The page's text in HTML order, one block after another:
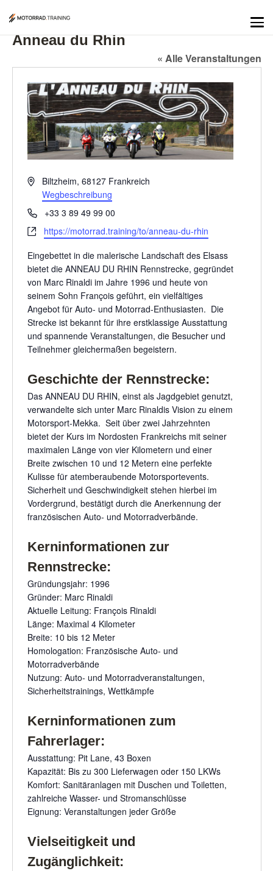
Anneau du Rhin
« Alle Veranstaltungen
AdresseBiltzheim, 68127 Frankreich
Wegbeschreibung
Telefon+33 3 89 49 99 00
Webseitehttps://motorrad.training/to/anneau-du-rhin
Eingebettet in die malerische Landschaft des Elsass
bietet die ANNEAU DU RHIN Rennstrecke, gegründet
von Marc Rinaldi im Jahre 1996 und heute von
seinem Sohn François geführt, ein vielfältiges
Angebot für Auto- und Motorrad-Enthusiasten. Die
Strecke ist bekannt für ihre erstklassige Ausstattung
und spannende Veranstaltungen, die Besucher und
Teilnehmer gleichermaßen begeistern.
Geschichte der Rennstrecke:
Das ANNEAU DU RHIN, einst als Jagdgebiet genutzt,
verwandelte sich unter Marc Rinaldis Vision zu einem
Motorsport-Mekka. Seit über zwei Jahrzehnten
bietet der Kurs im Nordosten Frankreichs mit seiner
maximalen Länge von vier Kilometern und einer
Breite zwischen 10 und 12 Metern eine perfekte
Kulisse für atemberaubende Motorsportevents.
Sicherheit und Geschwindigkeit stehen hierbei im
Vordergrund, bestätigt durch die Anerkennung der
französischen Auto- und Motorradverbände.
Kerninformationen zur
Rennstrecke:
Gründungsjahr: 1996
Gründer: Marc Rinaldi
Aktuelle Leitung: François Rinaldi
Länge: Maximal 4 Kilometer
Breite: 10 bis 12 Meter
Homologation: Französische Auto- und
Motorradverbände
Nutzung: Auto- und Motorradveranstaltungen,
Sicherheitstrainings, Wettkämpfe
Kerninformationen zum
Fahrerlager:
Ausstattung: Pit Lane, 43 Boxen
Kapazität: Bis zu 300 Lieferwagen oder 150 LKWs
Komfort: Sanitäranlagen mit Duschen und Toiletten,
zahlreiche Wasser- und Stromanschlüsse
Eignung: Veranstaltungen jeder Größe
Vielseitigkeit und
Zugänglichkeit: